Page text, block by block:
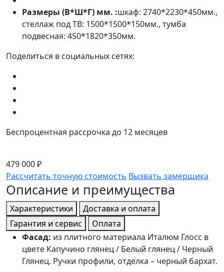
Размеры (В*Ш*Г) мм. :шкаф: 2740*2230*450мм.,
стеллаж под ТВ: 1500*1500*150мм., тумба
подвесная: 450*1820*350мм.
Поделиться в социальных сетях:
Беспроцентная рассрочка до 12 месяцев
479 000 ₽
Рассчитать точную стоимость Вызвать замерщика
Описание и преимущества
Характеристики
Доставка и оплата
Гарантия и сервис
Оплата
Фасад: из плитного материала Италюм Глосс в
цвете Капучино глянец / Белый глянец / Черный
Глянец. Ручки профили, отделка – черный бархат.